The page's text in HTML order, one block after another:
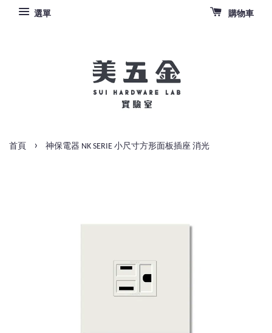
選單 購物車
首頁 › 神保電器 NK SERIE 小尺寸方形面板插座 消光